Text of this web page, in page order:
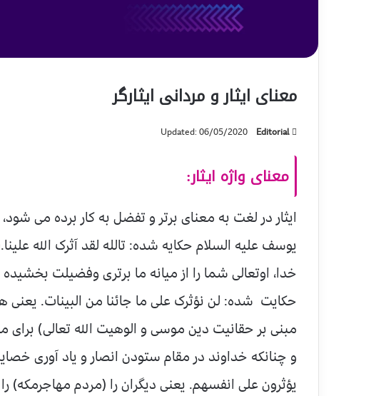
معنای ایثار و مردانی ایثارگر
Editorial
Updated: 06/05/2020
معنای واژه ایثار:
ایثار در لغت به معنای برتر و تفضل به کار برده می شود،
خدا، اوتعالی شما را از میانه ما برتری وفضیلت
حکایت شده: لن نؤثرک علی ما جائنا من البینات. یعنی
مبنی بر حقانیت دین موسی و الوهیت الله تعالی)
و چنانکه خداوند در مقام ستودن انصار و یاد آوری
یؤثرون علی انفسهم. یعنی دیگران را (مردم مهاجرمکه)